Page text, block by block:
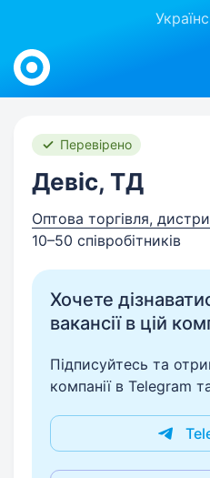
Work.ua
Перевірено
Девіс, ТД
Оптова торгівля,
10–50 співробітників
Хочете
вакансії в цій
Підписуйтесь та
компанії в Telegram